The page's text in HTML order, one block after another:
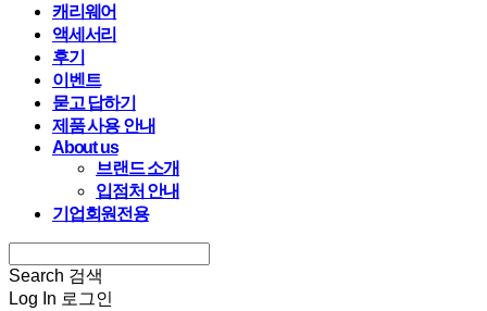
캐리웨어
액세서리
후기
이벤트
묻고 답하기
제품 사용 안내
About us
브랜드 소개
입점처 안내
기업회원전용
Search 검색
Log In 로그인